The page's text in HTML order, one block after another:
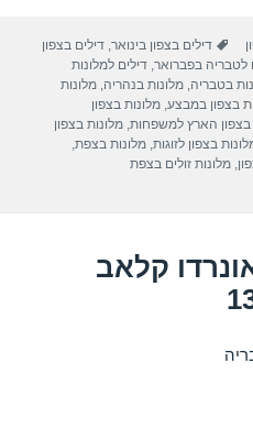
gr
a
m
eתגיות
דילים בצפון בינואר,דילים בצפון
לטבריה בפברואר,דילים למלונות
בטבריה,מלונות בנהריה,מלונות
בצפון במבצע,מלונות בצפון
בצפון הארץ למשפחות,מלונות בצפון
בצפון לזוגות,מלונות בצפת,
,מלונות זולים בצפת
קלאב